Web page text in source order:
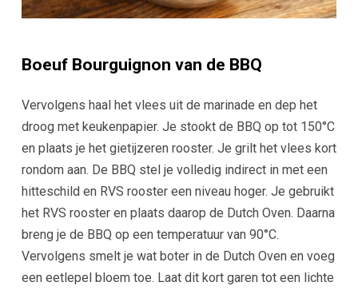
Boeuf Bourguignon van de BBQ
Vervolgens haal het vlees uit de marinade en dep het
droog met keukenpapier. Je stookt de BBQ op tot 150°C
en plaats je het gietijzeren rooster. Je grilt het vlees kort
rondom aan. De BBQ stel je volledig indirect in met een
hitteschild en RVS rooster een niveau hoger. Je gebruikt
het RVS rooster en plaats daarop de Dutch Oven. Daarna
breng je de BBQ op een temperatuur van 90°C.
Vervolgens smelt je wat boter in de Dutch Oven en voeg
een eetlepel bloem toe. Laat dit kort garen tot een lichte